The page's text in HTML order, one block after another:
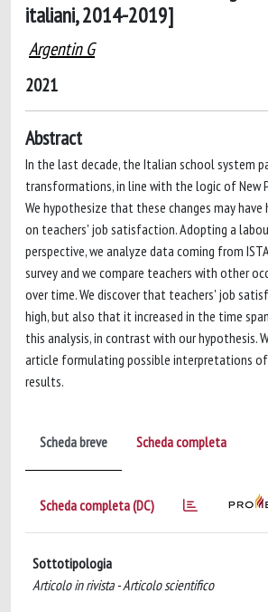
italiani, 2014-2019]
Argentin G
2021
Abstract
In the last decade, the Italian school system
transformations, in line with the logic of New
We hypothesize that these changes may
on teachers' job satisfaction. Adopting a
perspective, we analyze data coming from
survey and we compare teachers with other
over time. We discover that teachers' job
high, but also that it increased in the time
this analysis, in contrast with our hypothesis.
article formulating possible interpretations
results.
Scheda breve Scheda completa
Scheda completa (DC)
Sottotipologia
Articolo in rivista - Articolo scientifico